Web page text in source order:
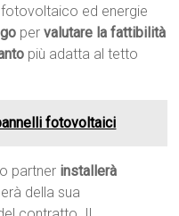
ed energie
pervalutare la fattibilità
più adatta al tetto
fotovoltaici
partner installerà
della sua